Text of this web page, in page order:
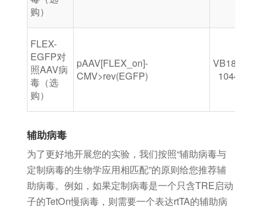
购）
FLEX-
EGFP对
照AAV病
毒（选
购）
pAAV[FLEX_on]-
CMV>rev(EGFP)
VB180820-
1044gcq
辅助病毒
为了更好地开展您的实验，我们按照“辅助病毒与
定制病毒的生物学应用相匹配”的原则给您推荐辅
助病毒。例如，如果定制病毒是一个只含TRE启动
子的TetOn慢病毒，则需要一个表达rtTA的辅助病